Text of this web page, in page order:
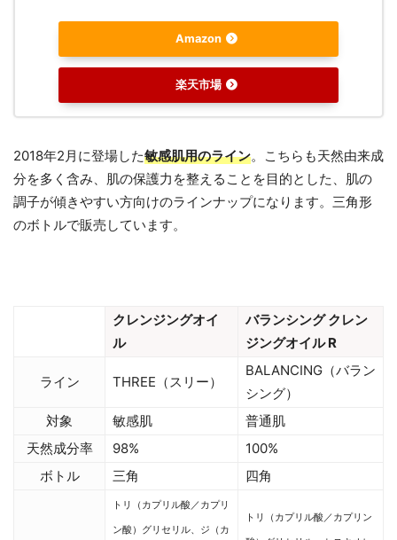
Amazon
楽天市場
2018年2月に登場した敏感肌用のライン。こちらも天然由来成
分を多く含み、肌の保護力を整えることを目的とした、肌の
調子が傾きやすい方向けのラインナップになります。三角形
のボトルで販売しています。
クレンジングオイ
ル
バランシング クレン
ジングオイル R
ライン THREE（スリー）
BALANCING（バラン
シング）
対象
敏感肌
普通肌
天然成分率
98%
100%
ボトル
三角 四角
トリ（カプリル酸／カプリ
ン酸）グリセリル、ジ（カ
トリ（カプリル酸／カプリン